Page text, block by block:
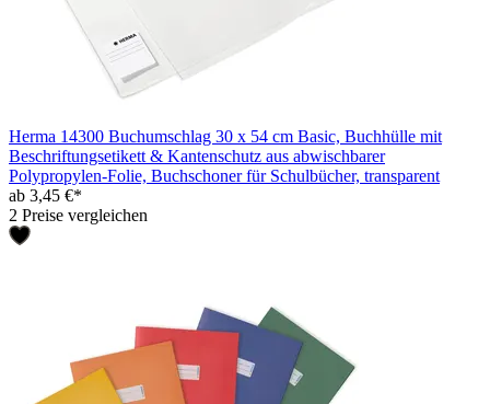
Herma 14300 Buchumschlag 30 x 54 cm Basic, Buchhülle mit
Beschriftungsetikett & Kantenschutz aus abwischbarer
Polypropylen-Folie, Buchschoner für Schulbücher, transparent
ab 3,45 €*
2 Preise vergleichen